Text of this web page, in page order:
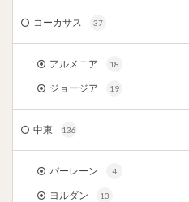
コーカサス 37
アルメニア 18
ジョージア 19
中東 136
バーレーン 4
ヨルダン 13